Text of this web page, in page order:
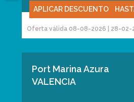
Oferta válida 08-08-2026 | 28-02-
APLICAR DESCUENTO
Port Marina Azura
VALENCIA